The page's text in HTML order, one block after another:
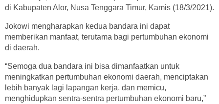
di Kabupaten Alor, Nusa Tenggara Timur, Kamis (18/3/2021).
Jokowi mengharapkan kedua bandara ini dapat
memberikan manfaat, terutama bagi pertumbuhan ekonomi
di daerah.
“Semoga dua bandara ini bisa dimanfaatkan untuk
meningkatkan pertumbuhan ekonomi daerah, menciptakan
lebih banyak lagi lapangan kerja, dan memicu,
menghidupkan sentra-sentra pertumbuhan ekonomi baru,”